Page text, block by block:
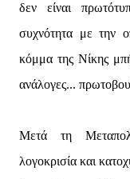
δεν είναι
συχνότητα με την
κόμμα της Νίκης
ανάλογες...
Μετά τη
λογοκρισία και